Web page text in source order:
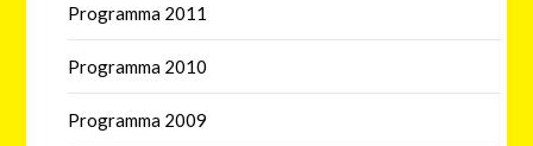
Programma 2011
Programma 2010
Programma 2009